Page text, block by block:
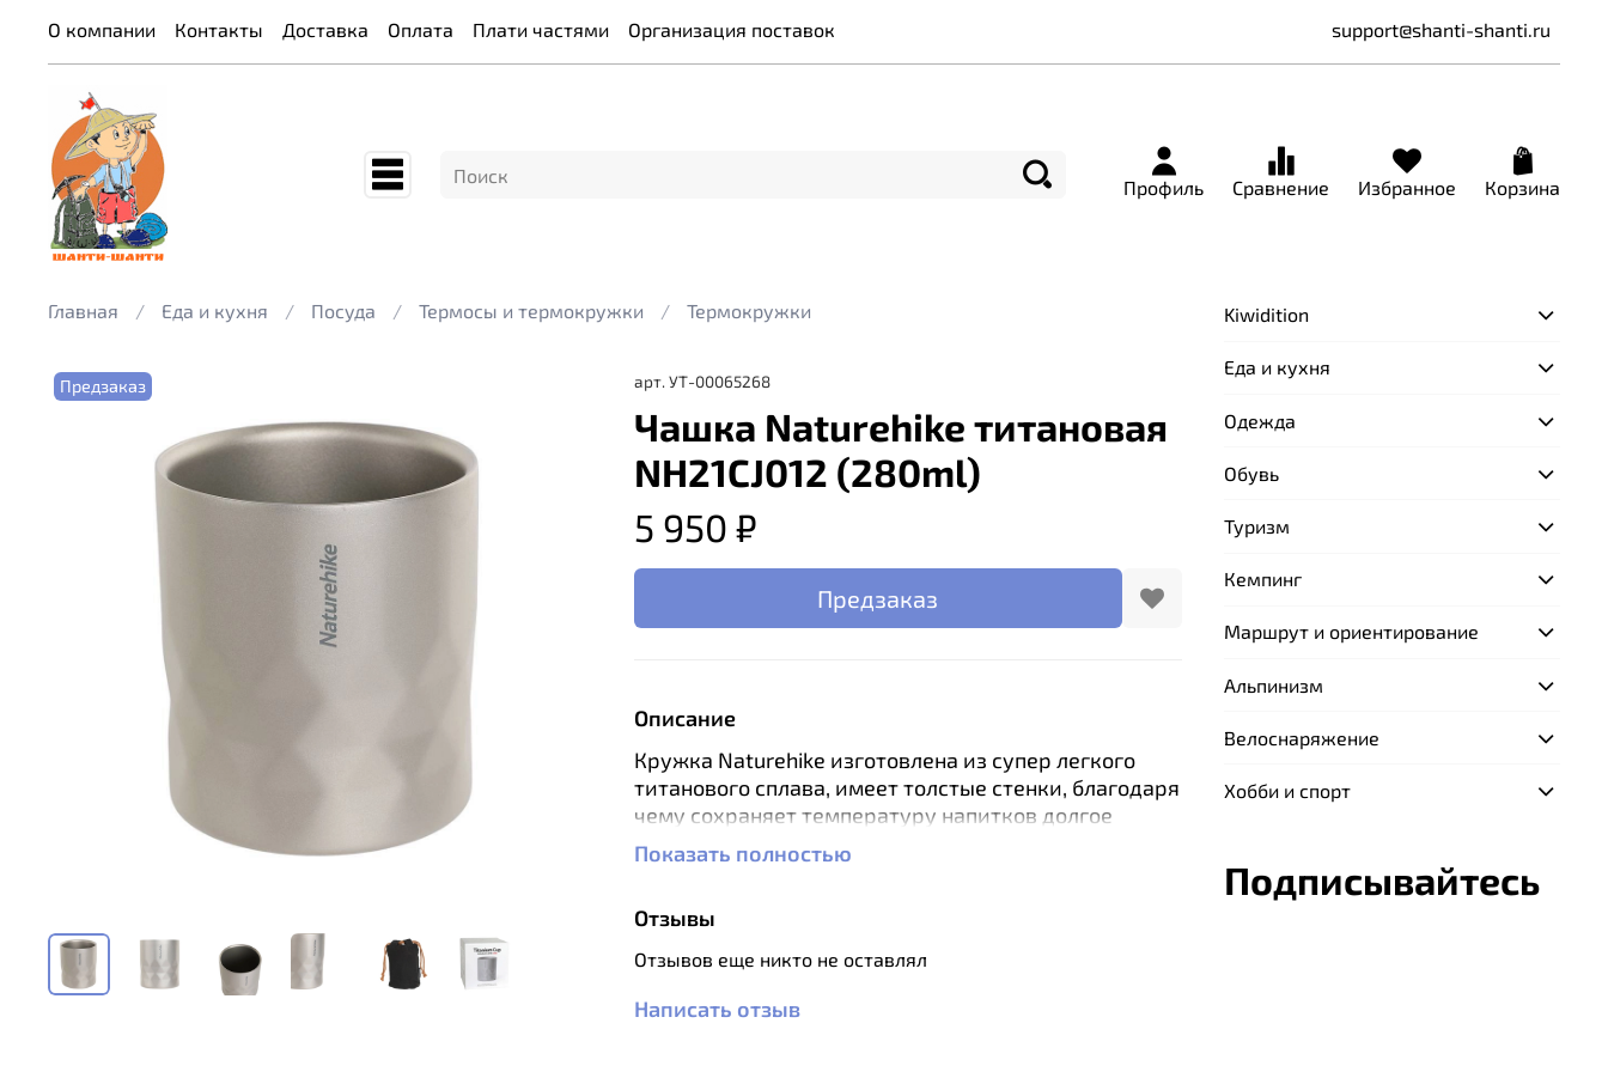
О компании Контакты Доставка Оплата Плати частями Организация поставок support@shanti-shanti.ru
Профиль Сравнение Избранное Корзина
Главная Еда и кухня Посуда Термосы и термокружки Термокружки
Предзаказ арт. УТ-00065268
Чашка Naturehike титановая
NH21CJ012 (280ml)
5 950 ₽
Предзаказ
Описание
Кружка Naturehike изготовлена из супер легкого
титанового сплава, имеет толстые стенки, благодаря
чему сохраняет температуру напитков долгое
время. Изделия из титана существенно легче, чем
стальные и алюминиевые аналоги эквивалентной
вступает в химические реакции с продуктами, что
делает его идеальным материалом для
производства туристической посуды. Идеально
подходит для отдыха на природе, походов и
Показать полностью
Отзывы
Отзывов еще никто не оставлял
Написать отзыв
Kiwidition
Еда и кухня
Одежда
Обувь
Туризм
Кемпинг
Маршрут и ориентирование
Альпинизм
Велоснаряжение
Хобби и спорт
Подписывайтесь